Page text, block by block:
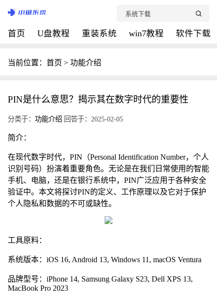
首页 U盘教程 重装系统 win7教程 软件下载
当前位置： 首页 > 功能介绍
PIN是什么意思？揭示其在数字时代的重要性
分类于： 功能介绍 回答于：2025-02-05
简介：
在现代数字时代，PIN（Personal Identification Number，个人
识别号码）扮演着重要角色。无论是在我们日常使用的智能
手机、电脑，还是在银行系统中，PIN广泛应用于各种安全
验证中。本文将探讨PIN的定义、工作原理以及它对于保护
个人隐私和数据的不可或缺性。
工具原料：
系统版本：iOS 16, Android 13, Windows 11, macOS Ventura
品牌型号：iPhone 14, Samsung Galaxy S23, Dell XPS 13,
MacBook Pro 2023